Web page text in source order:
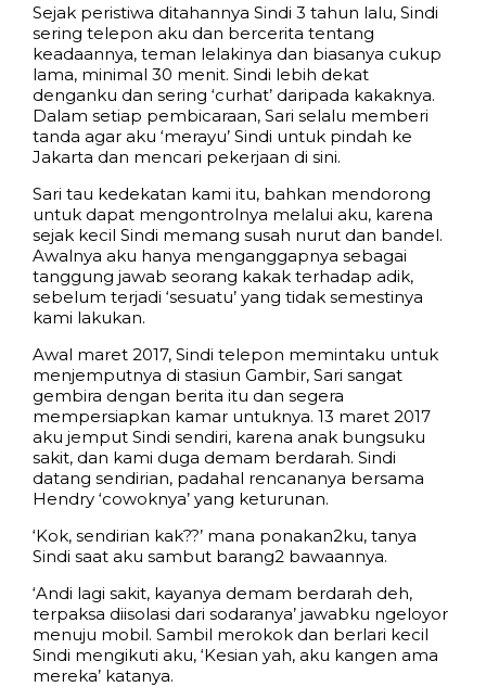
Sejak peristiwa ditahannya Sindi 3 tahun lalu, Sindi
sering telepon aku dan bercerita tentang
keadaannya, teman lelakinya dan biasanya cukup
lama, minimal 30 menit. Sindi lebih dekat
denganku dan sering ‘curhat’ daripada kakaknya.
Dalam setiap pembicaraan, Sari selalu memberi
tanda agar aku ‘merayu’ Sindi untuk pindah ke
Jakarta dan mencari pekerjaan di sini.
Sari tau kedekatan kami itu, bahkan mendorong
untuk dapat mengontrolnya melalui aku, karena
sejak kecil Sindi memang susah nurut dan bandel.
Awalnya aku hanya menganggapnya sebagai
tanggung jawab seorang kakak terhadap adik,
sebelum terjadi ‘sesuatu’ yang tidak semestinya
kami lakukan.
Awal maret 2017, Sindi telepon memintaku untuk
menjemputnya di stasiun Gambir, Sari sangat
gembira dengan berita itu dan segera
mempersiapkan kamar untuknya. 13 maret 2017
aku jemput Sindi sendiri, karena anak bungsuku
sakit, dan kami duga demam berdarah. Sindi
datang sendirian, padahal rencananya bersama
Hendry ‘cowoknya’ yang keturunan.
‘Kok, sendirian kak??’ mana ponakan2ku, tanya
Sindi saat aku sambut barang2 bawaannya.
‘Andi lagi sakit, kayanya demam berdarah deh,
terpaksa diisolasi dari sodaranya’ jawabku ngeloyor
menuju mobil. Sambil merokok dan berlari kecil
Sindi mengikuti aku, ‘Kesian yah, aku kangen ama
mereka’ katanya.